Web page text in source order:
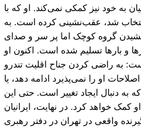
به خود نیز کمکی نمی‌کند. او که با
شد، عقب‌نشینی کرده است. به
گروه کوچک اما پر سر و صدای
و بارها تسلیم شده است. اکنون او
به راضی کردن جناح اقلیت تندرو
او را نمی‌پذیرد ادامه دهد، یا
به دنبال ایجاد تغییر است. حتی این
کمک خواهد کرد. در نهایت، ایرانیان
واقعی در تهران در دفتر رهبری